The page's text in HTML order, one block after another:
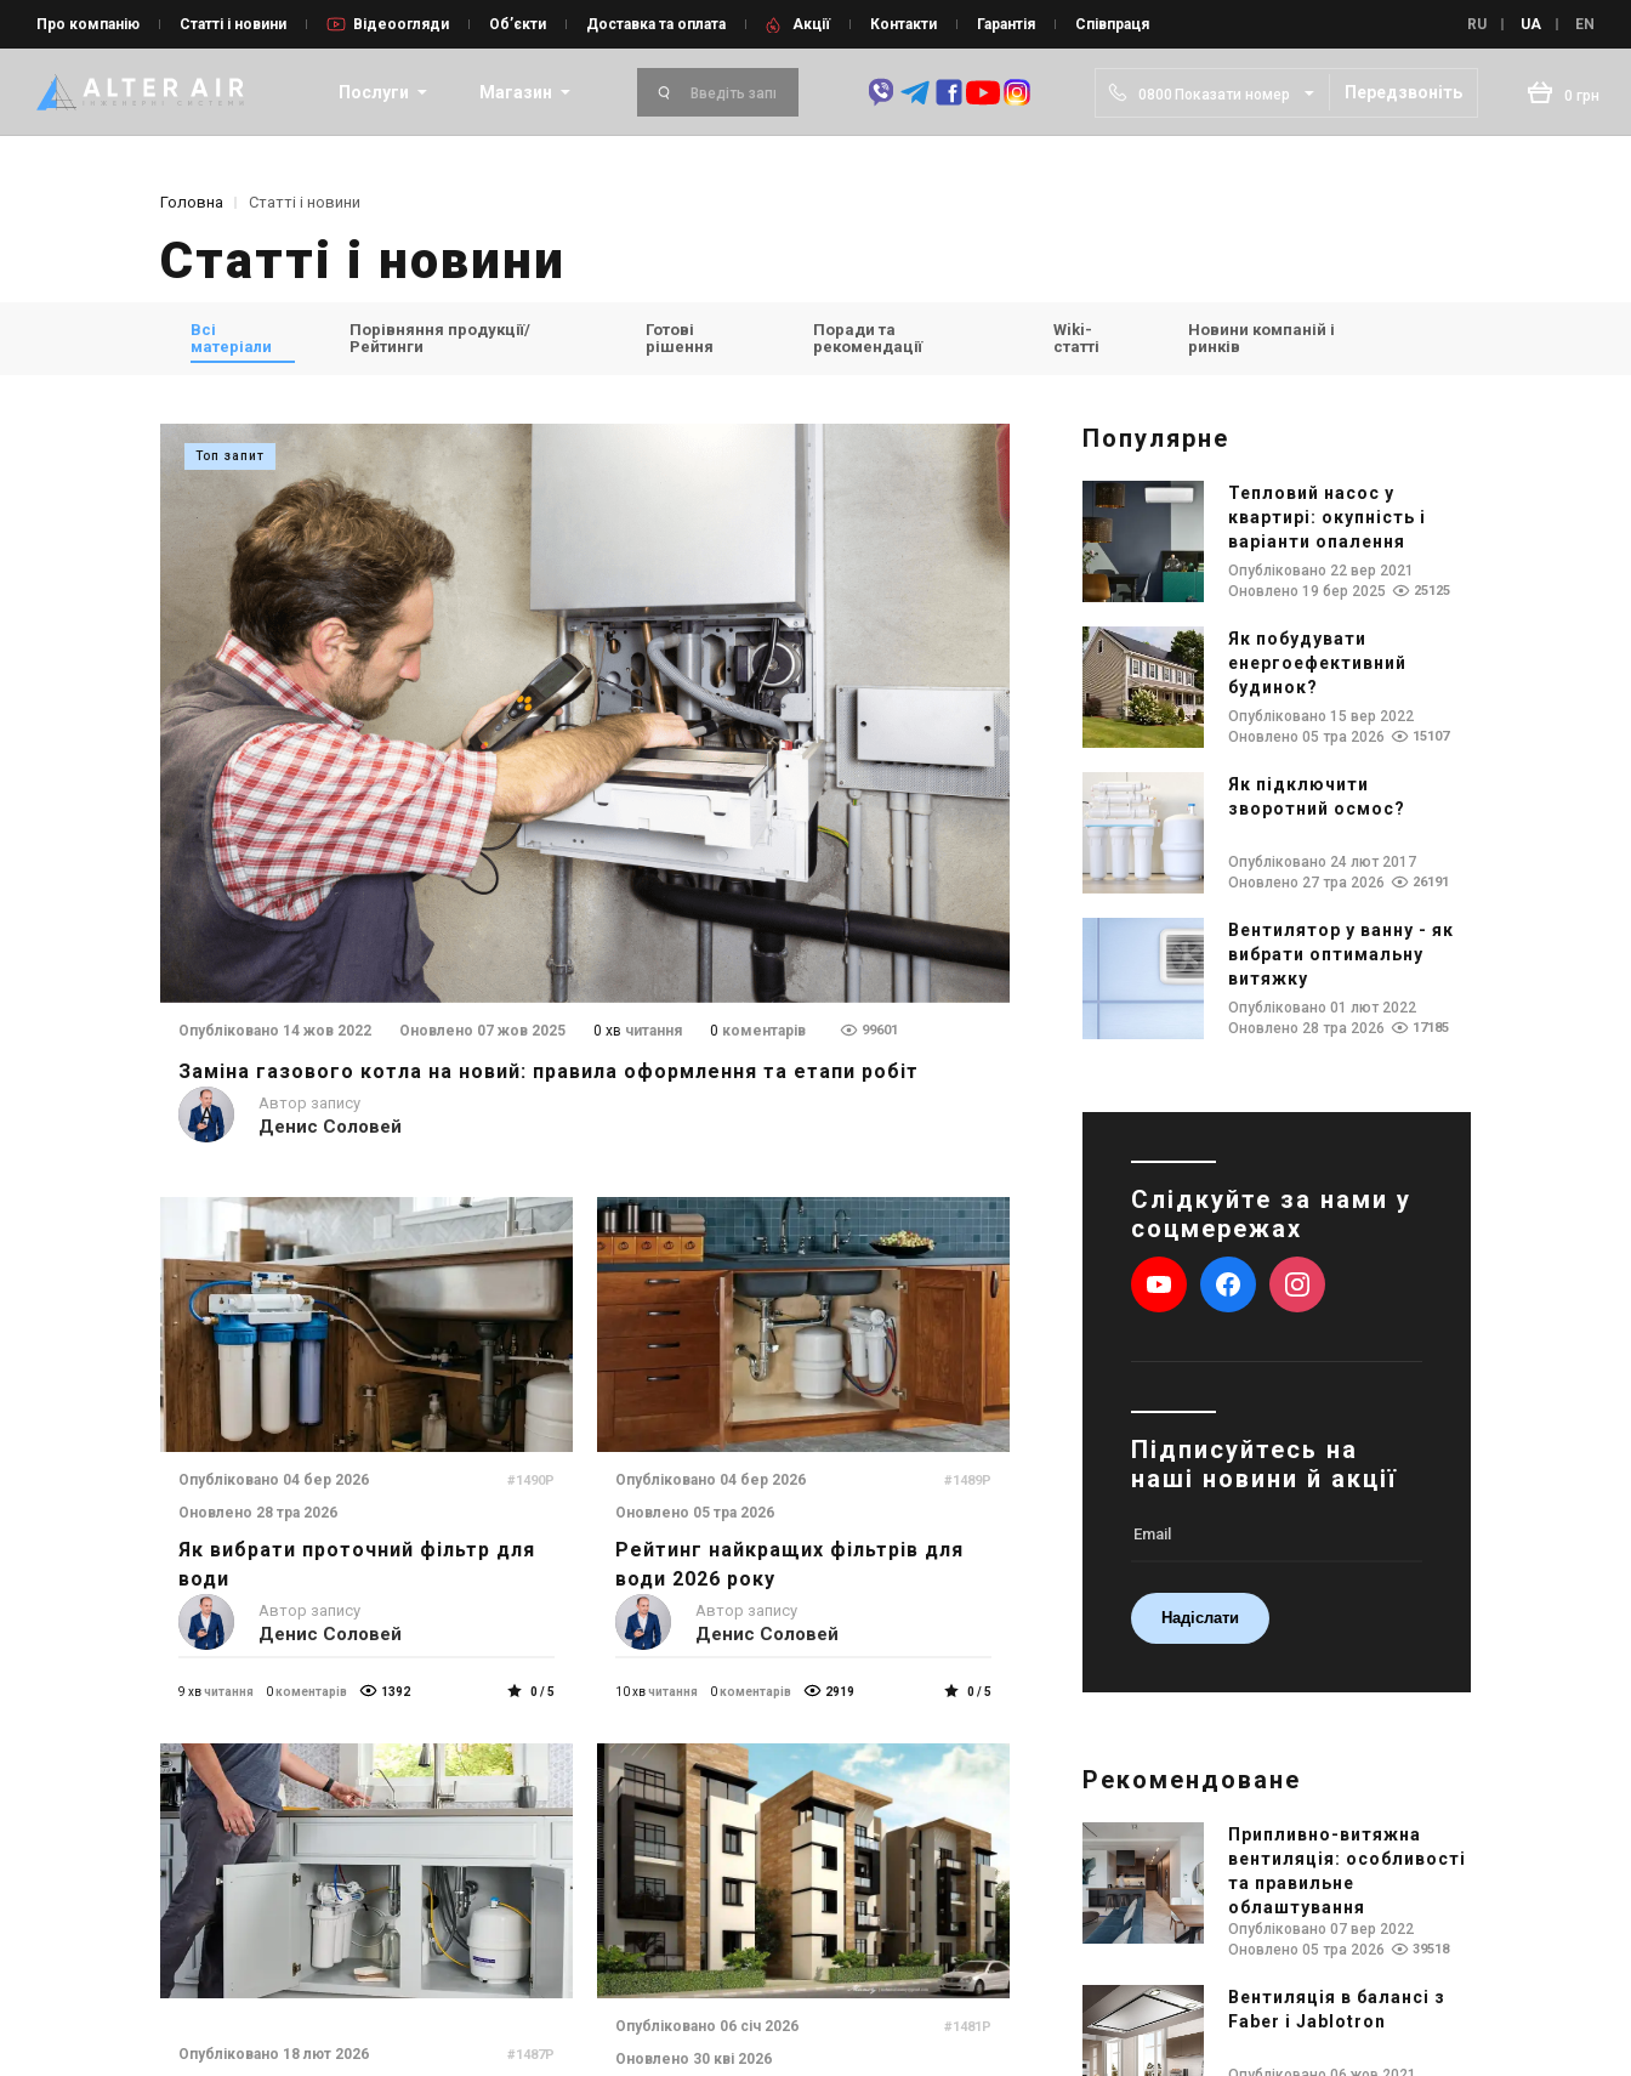
Про компанію Статті і новини Відеоогляди Об’єкти Доставка та оплата Акції Контакти Гарантія Співпраця RU UA EN
Послуги Магазин 0800 Показати номер Передзвоніть 0 грн
Головна Статті і новини
Статті і новини
Всі
матеріали
Порівняння продукції/
Рейтинги
Готові
рішення
Поради та
рекомендації
Wiki-
статті
Новини компаній і
ринків
Топ запит
Опубліковано 14 жов 2022 Оновлено 07 жов 2025 0 хв читання 0 коментарів 99601
Заміна газового котла на новий: правила оформлення та етапи робіт
Автор запису
Денис Соловей
Опубліковано 04 бер 2026
Оновлено 28 тра 2026
#1490P
Як вибрати проточний фільтр для
води
Автор запису
Денис Соловей
9 хвчитання 0коментарів 1392 0 / 5
Опубліковано 04 бер 2026
Оновлено 05 тра 2026
#1489P
Рейтинг найкращих фільтрів для
води 2026 року
Автор запису
Денис Соловей
10 хвчитання 0коментарів 2919 0 / 5
Опубліковано 18 лют 2026
#1487P
Опубліковано 06 січ 2026
Оновлено 30 кві 2026
#1481P
Популярне
Тепловий насос у
квартирі: окупність і
варіанти опалення
Опубліковано 22 вер 2021
Оновлено 19 бер 2025
25125
Як побудувати
енергоефективний
будинок?
Опубліковано 15 вер 2022
Оновлено 05 тра 2026
15107
Як підключити
зворотний осмос?
Опубліковано 24 лют 2017
Оновлено 27 тра 2026
26191
Вентилятор у ванну - як
вибрати оптимальну
витяжку
Опубліковано 01 лют 2022
Оновлено 28 тра 2026
17185
Слідкуйте за нами у
соцмережах
Підписуйтесь на
наші новини й акції
Надіслати
Рекомендоване
Припливно-витяжна
вентиляція: особливості
та правильне
облаштування
Опубліковано 07 вер 2022
Оновлено 05 тра 2026
39518
Вентиляція в балансі з
Faber і Jablotron